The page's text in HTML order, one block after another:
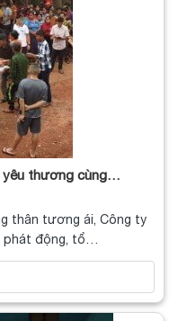
yêu thương cùng…
thân tương ái, Công ty
phát động, tổ…